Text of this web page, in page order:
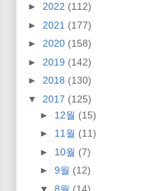
► 2022 (112)
► 2021 (177)
► 2020 (158)
► 2019 (142)
► 2018 (130)
▼ 2017 (125)
► 12월 (15)
► 11월 (11)
► 10월 (7)
► 9월 (12)
▼ 8월 (14)